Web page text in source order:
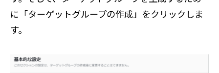
に「ターゲットグループの作成」をクリックしま
す。